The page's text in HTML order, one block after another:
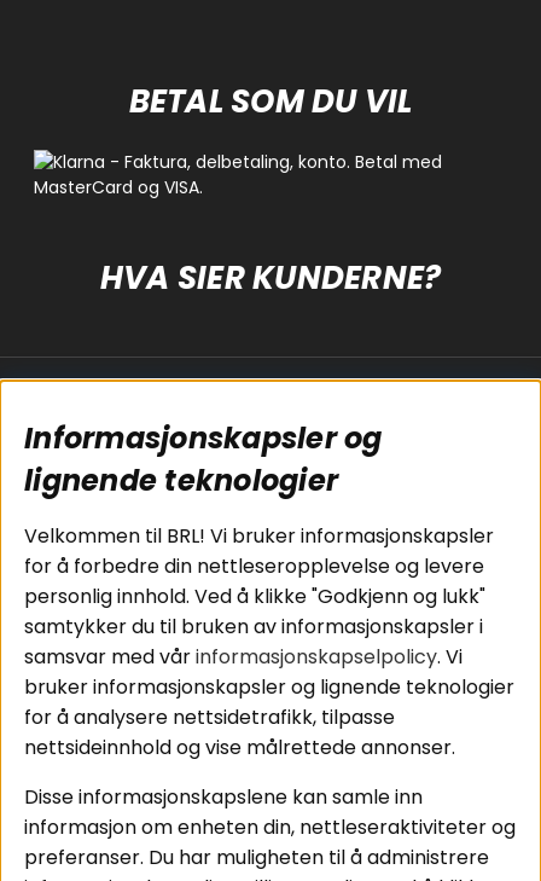
BETAL SOM DU VIL
HVA SIER KUNDERNE?
Koblingsguide for
subwoofers
Tilkobling av
bilforsterker
Koblingsguide for
midbasser
Butikker
Våre ambassadører
- Team BRL
Cookies
Kjøpsvilkår
Personvernpolicy
Service / Garanti /
Retur
Billyd
Lyd til hjemmet
Pakkeløsninger
Instagram
Facebook
Informasjonskapsler og
lignende teknologier
Velkommen til BRL! Vi bruker informasjonskapsler
for å forbedre din nettleseropplevelse og levere
personlig innhold. Ved å klikke "Godkjenn og lukk"
samtykker du til bruken av informasjonskapsler i
samsvar med vårinformasjonskapselpolicy. Vi
bruker informasjonskapsler og lignende teknologier
for å analysere nettsidetrafikk, tilpasse
nettsideinnhold og vise målrettede annonser.
Disse informasjonskapslene kan samle inn
informasjon om enheten din, nettleseraktiviteter og
preferanser. Du har muligheten til å administrere